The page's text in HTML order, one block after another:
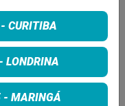
É LEILOADO
Ler Mais >
CURITIBA
LONDRINA
- MARINGÁ